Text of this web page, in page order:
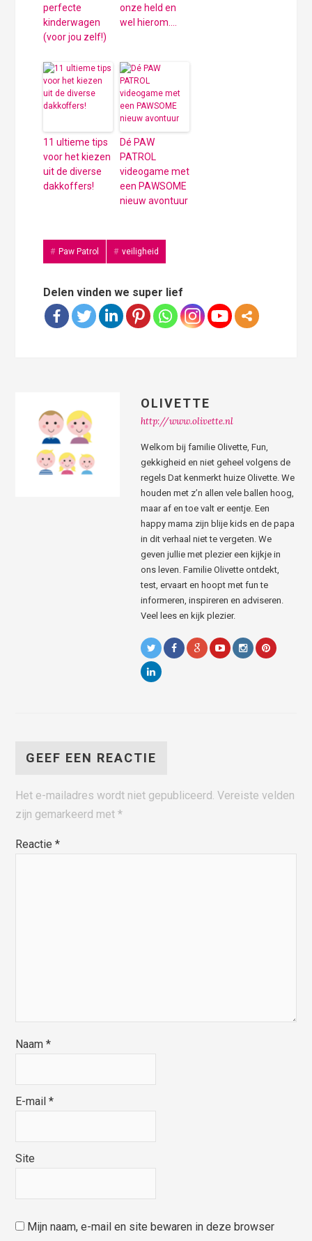
perfecte
kinderwagen
(voor jou zelf!)
onze held en
wel hierom….
11 ultieme tips
voor het kiezen
uit de diverse
dakkoffers!
Dé PAW
PATROL
videogame met
een PAWSOME
nieuw avontuur
Paw Patrol veiligheid
Delen vinden we super lief
OLIVETTE
http://www.olivette.nl
Welkom bij familie Olivette, Fun,
gekkigheid en niet geheel volgens de
regels Dat kenmerkt huize Olivette. We
houden met z’n allen vele ballen hoog,
maar af en toe valt er eentje. Een
happy mama zijn blije kids en de papa
in dit verhaal niet te vergeten. We
geven jullie met plezier een kijkje in
ons leven. Familie Olivette ontdekt,
test, ervaart en hoopt met fun te
informeren, inspireren en adviseren.
Veel lees en kijk plezier.
GEEF EEN REACTIE
Het e-mailadres wordt niet gepubliceerd. Vereiste velden
zijn gemarkeerd met*
Reactie*
Naam*
E-mail*
Site
Mijn naam, e-mail en site bewaren in deze browser